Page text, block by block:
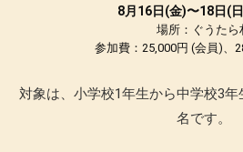
8月16日(金)〜18日(
場所：ぐうたら
参加費：25,000円 (会員)、
対象は、小学校1年生から中学校3
名です。